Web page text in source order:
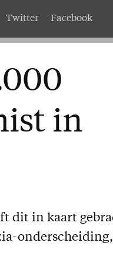
en opmerkingen
Twitter Facebook
in
dit in kaart
onderscheiding,